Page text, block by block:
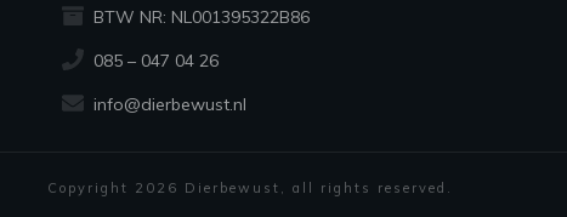
BTW NR: NL001395322B86
085 – 047 04 26
info@dierbewust.nl
Copyright 2026 Dierbewust , all rights reserved.